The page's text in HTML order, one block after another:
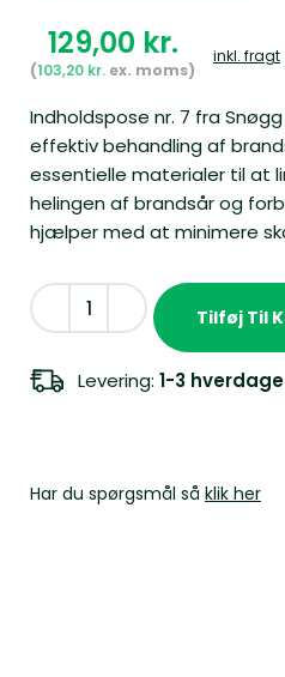
kr.
103,20 kr.
inkl. fragt
Indholdspose nr. 7 fra
effektiv behandling af
essentielle materialer til at
helingen af brandsår og
hjælper med at minimere
Tilføj Til
Levering: 1-3 hverdage
Har du spørgsmål så klik her